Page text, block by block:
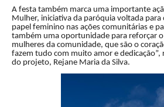
A festa também marca uma importante
Mulher, iniciativa da paróquia voltada
papel feminino nas ações comunitárias e
também uma oportunidade para reforçar
mulheres da comunidade, que são o
fazem tudo com muito amor e dedicação”,
do projeto, Rejane Maria da Silva.